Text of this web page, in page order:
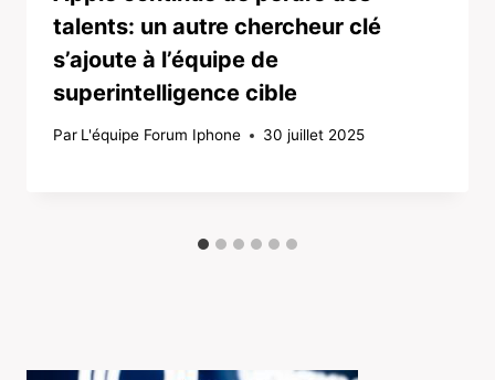
talents: un autre chercheur clé
s’ajoute à l’équipe de
superintelligence cible
Par L'équipe Forum Iphone 30 juillet 2025